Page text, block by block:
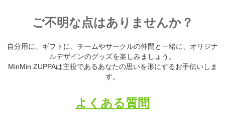
ご不明な点はありませんか？
自分用に、ギフトに、チームやサークルの仲間と一緒に、オリジナ
ルデザインのグッズを楽しみましょう。
MinMin ZUPPAは主役であるあなたの思いを形にするお手伝いしま
す。
よくある質問